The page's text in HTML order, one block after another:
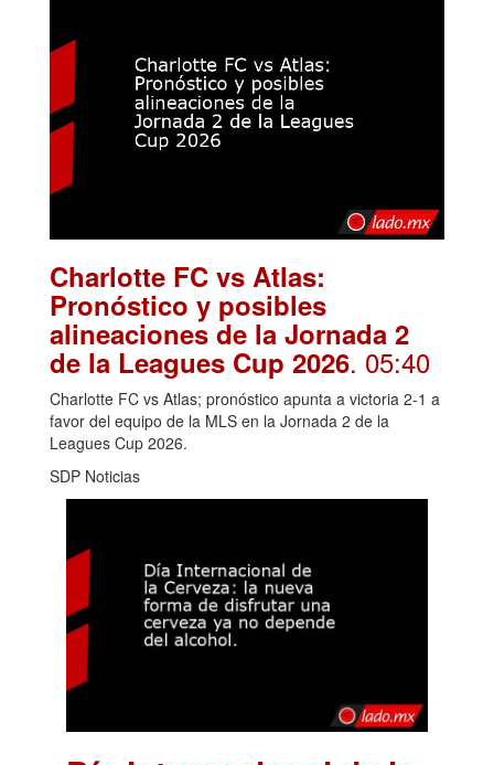
Charlotte FC vs Atlas:
Pronóstico y posibles
alineaciones de la Jornada 2
de la Leagues Cup 2026. 05:40
Charlotte FC vs Atlas; pronóstico apunta a victoria 2-1 a
favor del equipo de la MLS en la Jornada 2 de la
Leagues Cup 2026.
SDP Noticias